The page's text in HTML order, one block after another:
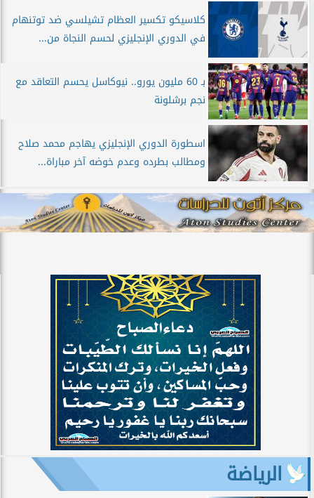
كلاسيكو تكسير العظام تشيلسي ضد توتنهام
في الدوري الإنجليزي لحسم النجاة من...
بـ 60 مليون يورو.. نيوكاسل يحسم التعاقد مع
نجم برشلونة
اسطورة الدوري الإنجليزي يهاجم محمد صلاح
ومطالب بطرده وعدم خوضه آخر مباراة...
الرياضة